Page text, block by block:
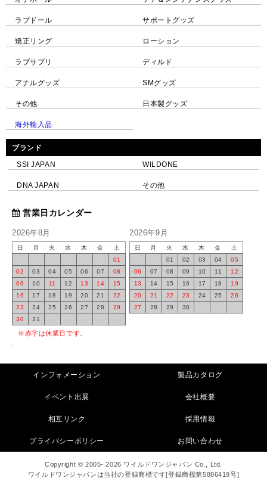
ラブドール サポートグッズ
矯正リング ローション
ラブサプリ ディルド
アナルグッズ SMグッズ
その他 日本製グッズ
海外輸入品
ブランド
SSI JAPAN WILDONE
DNA JAPAN その他
営業日カレンダー
2026年8月
日 月 火 水 木 金
土
01
02
03 04 05 06 07
08
09
10 11 12 13 14
15
16
17 18 19 20 21
22
23
24 25 26 27 28
29
30
31
2026年9月
日 月 火 水 木 金
土
01
02 03 04
05
06
07 08 09 10 11
12
13
14 15 16 17 18
19
20
21 22 23 24 25
26
27
28 29 30
※赤字は休業日です。
インフォメーション 製品カタログ
イベント出展 会社概要
相互リンク 採用情報
プライバシーポリシー お問い合わせ
Copyright © 2005- 2026 ワイルドワンジャパン Co., Ltd.
ワイルドワンジャパンは当社の登録商標です[登録商標第5886419号]